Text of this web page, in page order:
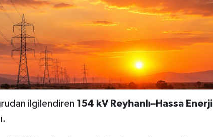
ilgilendiren 154 kV Reyhanlı–Hassa Enerji